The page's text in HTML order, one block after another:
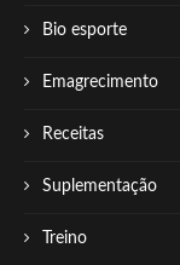
Bio esporte
Emagrecimento
Receitas
Suplementação
Treino